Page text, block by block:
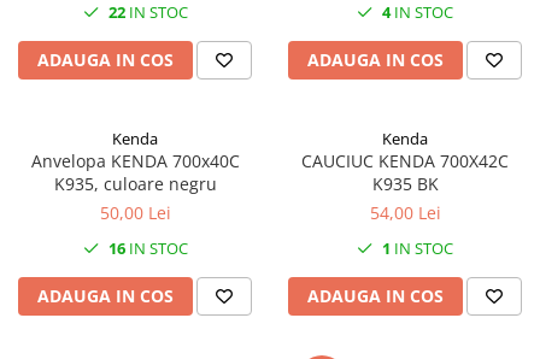
Discuri frana trotinete
Diverse piese
Menete trotinete
Mufe de incarcare
Piese trotinete
Placute frana trotinete
Protectii, huse si plastice trotinete
22IN STOC
ADAUGA IN COS
4IN STOC
ADAUGA IN COS
Kenda
Anvelopa KENDA 700x40C
K935, culoare negru
50,00 Lei
16IN STOC
ADAUGA IN COS
Kenda
CAUCIUC KENDA 700X42C
K935 BK
54,00 Lei
1 IN STOC
ADAUGA IN COS